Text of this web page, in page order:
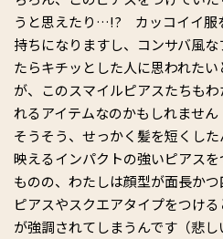
うと思えたり…!? カッコイイ服
持ちになりますし、コンサバ風
たらキチッとした人に思われた
が、このスマイルピアスたちも
れるアイテムなのかもしれません
そうそう、せっかく髪を短くし
映えるインパクトの強いピアス
ものの、わたしは顔型が面長か
ピアスやスクエアタイプをつけ
が強調されてしまうんです（悲